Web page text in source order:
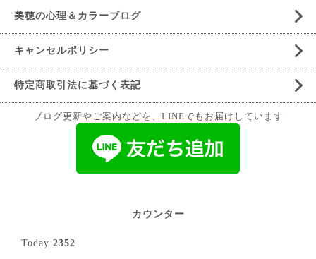
美穂の心理＆カラーブログ
キャンセルポリシー
特定商取引法に基づく表記
ブログ更新やご案内などを、LINEでもお届けしています
カウンター
Today 2352